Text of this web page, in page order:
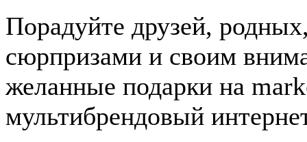
Порадуйте друзей,
сюрпризами и своим
желанные подарки на
мультибрендовый